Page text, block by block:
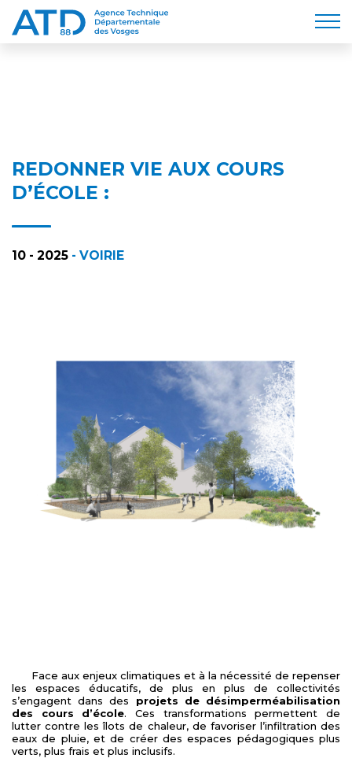
REDONNER VIE AUX COURS
D’ÉCOLE :
10 - 2025 - VOIRIE
Face aux enjeux climatiques et à la nécessité de repenser
les espaces éducatifs, de plus en plus de collectivités
s’engagent dans des projets de désimperméabilisation
des cours d’école. Ces transformations permettent de
lutter contre les îlots de chaleur, de favoriser l’infiltration des
eaux de pluie, et de créer des espaces pédagogiques plus
verts, plus frais et plus inclusifs.